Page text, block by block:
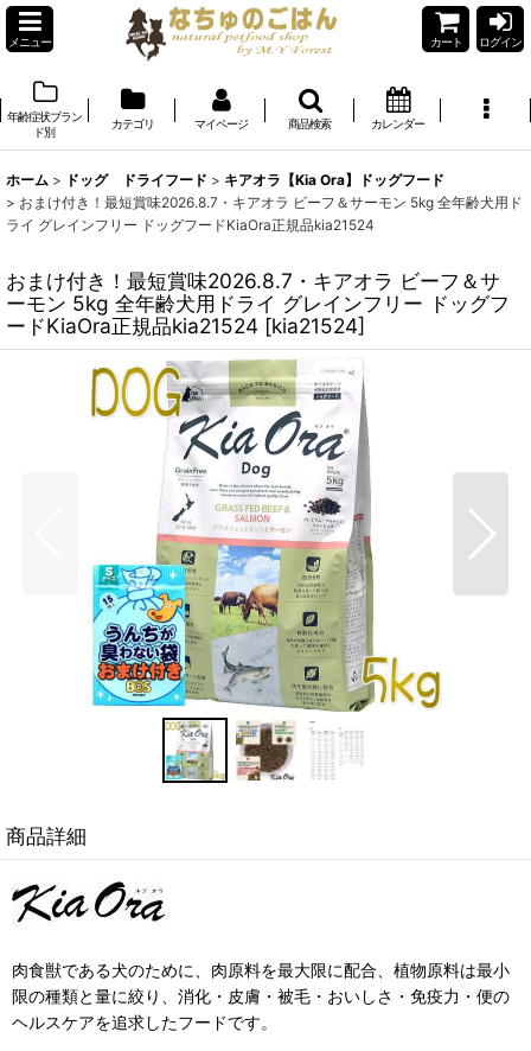
メニュー カート ログイン
年齢症状ブラン
ド別
カテゴリ マイページ 商品検索 カレンダー
ホーム > ドッグ ドライフード > キアオラ【Kia Ora】ドッグフード
> おまけ付き！最短賞味2026.8.7・キアオラ ビーフ＆サーモン 5kg 全年齢犬用ド
ライ グレインフリー ドッグフードKiaOra正規品kia21524
おまけ付き！最短賞味2026.8.7・キアオラ ビーフ＆サ
ーモン 5kg 全年齢犬用ドライ グレインフリー ドッグフ
ードKiaOra正規品kia21524 [kia21524]
商品詳細
肉食獣である犬のために、肉原料を最大限に配合、植物原料は最小
限の種類と量に絞り、消化・皮膚・被毛・おいしさ・免疫力・便の
ヘルスケアを追求したフードです。